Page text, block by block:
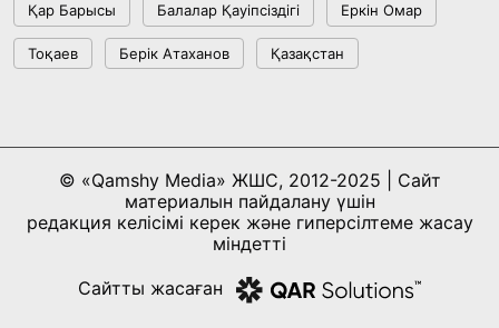
18:22, 17 Шілде 2026
10:28, 15 Шілде 2026
Қазақстан ҰҚК: уақыт сын-қатерлері және
ұлттық мүддені қорғау
Қар Барысы Балалар Қауіпсіздігі Еркін Омар
Тоқаев Берік Атаханов Қазақстан
© «Qamshy Media» ЖШС, 2012-2025 | Сайт
материалын пайдалану үшін
редакция келісімі керек және гиперсілтеме жасау
міндетті
Сайтты жасаған